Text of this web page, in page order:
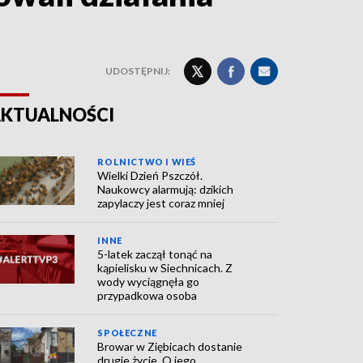
UDOSTĘPNIJ:
ROLNICTWO I WIEŚ
Wielki Dzień Pszczół.
Naukowcy alarmują: dzikich
zapylaczy jest coraz mniej
INNE
5-latek zaczął tonąć na
kąpielisku w Siechnicach. Z
wody wyciągnęła go
przypadkowa osoba
SPOŁECZNE
Browar w Ziębicach dostanie
drugie życie. O jego